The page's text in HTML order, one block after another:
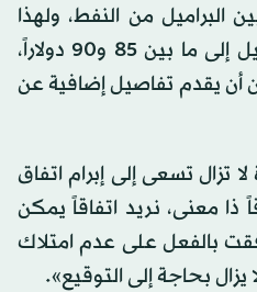
البراميل من النفط، ولهذا
السبب انخفض سعر البرميل إلى ما بين 85 و90 دولاراً،
من دون أن يقدم تفاصيل إضافية عن
تزال تسعى إلى إبرام اتفاق
ذا معنى، نريد اتفاقاً يمكن
بالفعل على عدم امتلاك
بحاجة إلى التوقيع».